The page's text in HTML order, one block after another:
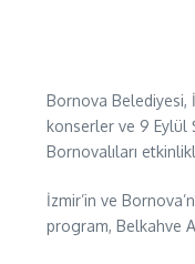
Bornova Belediyesi,
konserler ve 9 Eylül
Bornovalıları
İzmir’in ve
program, Belkahve